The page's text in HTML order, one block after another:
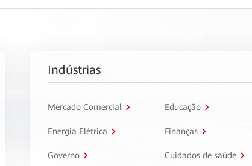
Indústrias
Mercado Comercial Educação
Energia Elétrica Finanças
Governo Cuidados de saúde